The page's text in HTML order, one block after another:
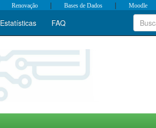
Renovação | Bases de Dados | Moodle
Estatísticas FAQ